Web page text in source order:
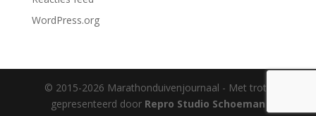
WordPress.org
© 2015-2026 Marathonduivenjournaal - Met trots
gepresenteerd door Repro Studio Schoeman